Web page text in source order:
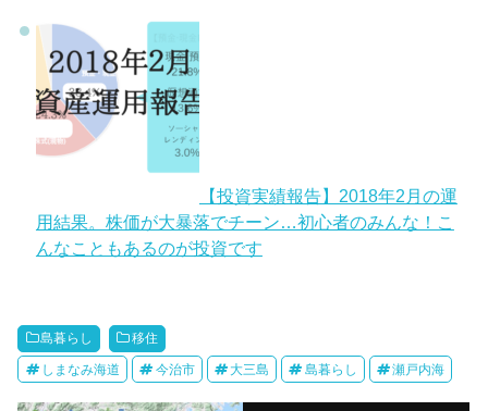
【投資実績報告】2018年2月の運
用結果。株価が大暴落でチーン…初心者のみんな！こ
んなこともあるのが投資です
島暮らし 移住
しまなみ海道 今治市 大三島 島暮らし 瀬戸内海